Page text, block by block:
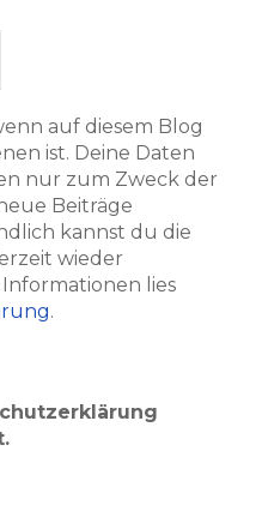
auf diesem Blog
ist. Deine Daten
nur zum Zweck der
Beiträge
kannst du die
wieder
lies
.